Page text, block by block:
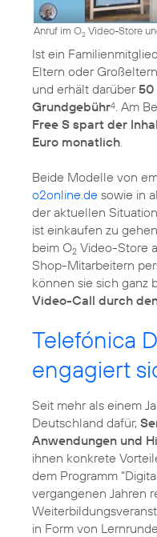
Anruf im O2 Video-Store
Ist ein
Eltern oder
und erhält darüber50
Grundgebühr4 . Am
Free S spart der
Euro monatlich
Beide Modelle von
o2online.de sowie in
der aktuellen
ist einkaufen zu
beim O2 Video-Store
Shop-Mitarbeitern
können sie sich ganz
Video-Call durch
Telefónica
engagiert
Seit mehr als einem
Deutschland dafür,
Anwendungen und
ihnen konkrete
dem Programm
vergangenen Jahren
in Form von